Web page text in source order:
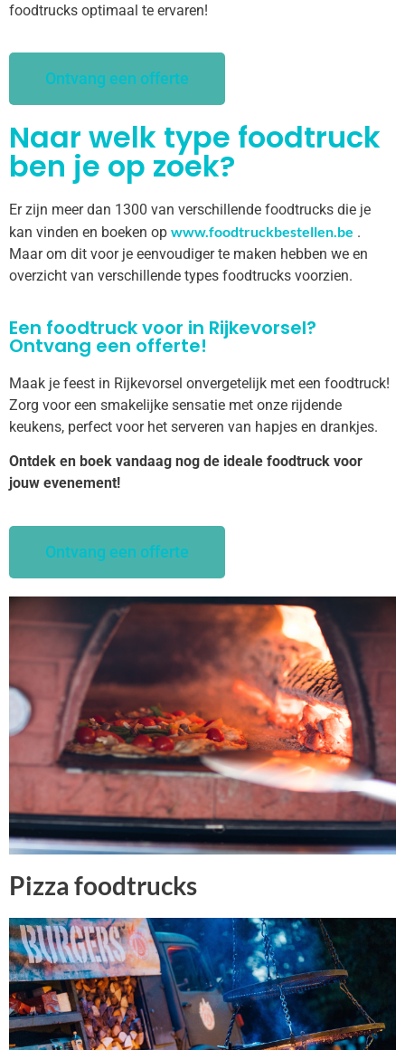
foodtrucks optimaal te ervaren!
Ontvang een offerte
Naar welk type foodtruck
ben je op zoek?
Er zijn meer dan 1300 van verschillende foodtrucks die je
kan vinden en boeken op www.foodtruckbestellen.be .
Maar om dit voor je eenvoudiger te maken hebben we en
overzicht van verschillende types foodtrucks voorzien.
Een foodtruck voor in Rijkevorsel?
Ontvang een offerte!
Maak je feest in Rijkevorsel onvergetelijk met een foodtruck!
Zorg voor een smakelijke sensatie met onze rijdende
keukens, perfect voor het serveren van hapjes en drankjes.
Ontdek en boek vandaag nog de ideale foodtruck voor
jouw evenement!
Ontvang een offerte
Pizza foodtrucks